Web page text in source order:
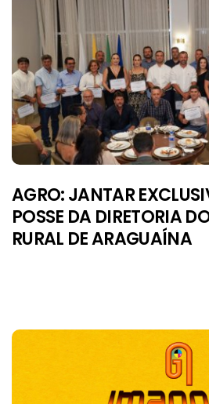
AGRO: JANTAR
POSSE DA DIRETORIA
RURAL DE ARAGUAÍNA